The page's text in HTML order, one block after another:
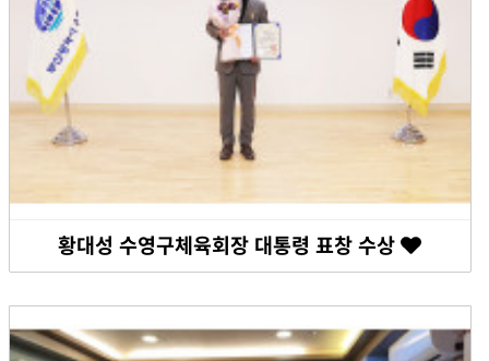
황대성 수영구체육회장 대통령 표창 수상